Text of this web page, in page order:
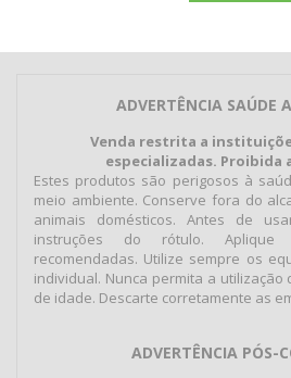
ADVERTÊNCIA SAÚDE
Venda restrita a
especializadas. Proibida
Estes produtos são perigosos à
meio ambiente. Conserve fora do
animais domésticos. Antes de
instruções do rótulo.
recomendadas. Utilize sempre os
individual. Nunca permita a
de idade. Descarte corretamente as
ADVERTÊNCIA PÓS-